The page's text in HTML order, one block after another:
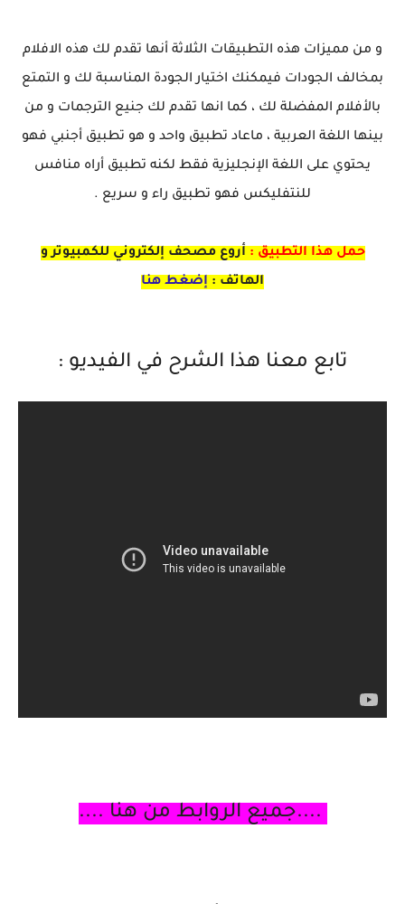
و من مميزات هذه التطبيقات الثلاثة أنها تقدم لك هذه الافلام
بمخالف الجودات فيمكنك اختيار الجودة المناسبة لك و التمتع
بالأفلام المفضلة لك ، كما انها تقدم لك جنيع الترجمات و من
بينها اللغة العربية ، ماعاد تطبيق واحد و هو تطبيق أجنبي فهو
يحتوي على اللغة الإنجليزية فقط لكنه تطبيق أراه منافس
للنتفليكس فهو تطبيق راء و سريع .
حمل هذا التطبيق : أروع مصحف إلكتروني للكمبيوتر و
الهاتف : إضغط هنا
تابع معنا هذا الشرح في الفيديو :
....جميع الروابط من هنا ....